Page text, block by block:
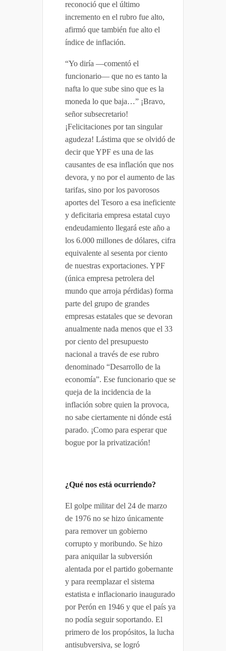
reconoció que el último
incremento en el rubro fue alto,
afirmó que también fue alto el
índice de inflación.
“Yo diría —comentó el
funcionario— que no es tanto la
nafta lo que sube sino que es la
moneda lo que baja…” ¡Bravo,
señor subsecretario!
¡Felicitaciones por tan singular
agudeza! Lástima que se olvidó de
decir que YPF es una de las
causantes de esa inflación que nos
devora, y no por el aumento de las
tarifas, sino por los pavorosos
aportes del Tesoro a esa ineficiente
y deficitaria empresa estatal cuyo
endeudamiento llegará este año a
los 6.000 millones de dólares, cifra
equivalente al sesenta por ciento
de nuestras exportaciones. YPF
(única empresa petrolera del
mundo que arroja pérdidas) forma
parte del grupo de grandes
empresas estatales que se devoran
anualmente nada menos que el 33
por ciento del presupuesto
nacional a través de ese rubro
denominado “Desarrollo de la
economía”. Ese funcionario que se
queja de la incidencia de la
inflación sobre quien la provoca,
no sabe ciertamente ni dónde está
parado. ¡Como para esperar que
bogue por la privatización!
¿Qué nos está ocurriendo?
El golpe militar del 24 de marzo
de 1976 no se hizo únicamente
para remover un gobierno
corrupto y moribundo. Se hizo
para aniquilar la subversión
alentada por el partido gobernante
y para reemplazar el sistema
estatista e inflacionario inaugurado
por Perón en 1946 y que el país ya
no podía seguir soportando. El
primero de los propósitos, la lucha
antisubversiva, se logró